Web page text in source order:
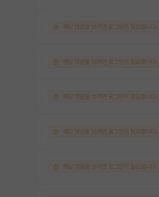
해당 댓글을 보려면 로그인이 필요합니다.
해당 댓글을 보려면 로그인이 필요합니다.
해당 댓글을 보려면 로그인이 필요합니다.
해당 댓글을 보려면 로그인이 필요합니다.
해당 댓글을 보려면 로그인이 필요합니다.